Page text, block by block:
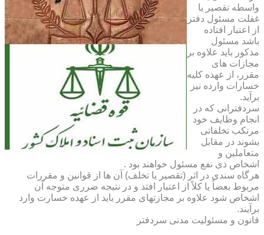
واسطه تقصیر یا
غفلت مسئول دفتر
از اعتبار افتاده
باشد مسئول
مذکور باید علاوه بر
مجازات های
مقرر، از عهده کلیه
خسارات وارده نیز
برآید.
سردفترانی که در
انجام وظایف خود
مرتکب تخلفاتی
بشوند در مقابل
متعاملین و
اشخاص ذی نفع مسئول خواهند بود .
هرگاه سندی در اثر (تقصیر یا تخلف) آن ها از قوانین و مقررات
مربوط بعضاً یا کلاً از اعتبار افتد و در نتیجه ضرری متوجه آن
اشخاص شود علاوه بر مجازتهای مقرر باید از عهده خسارت وارد
برآیند.
قانون و مسئولیت مدنی سردفتر